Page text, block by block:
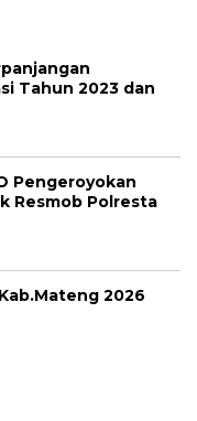
Tahun 2023 dan
Pengeroyokan
Resmob Polresta
2026